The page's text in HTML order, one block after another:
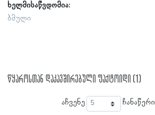
ხელმისაწვდომია:
ბმული
წყაროსთან დაკავშირებული ფაქტოიდი (1)
აჩვენე ჩანაწერი